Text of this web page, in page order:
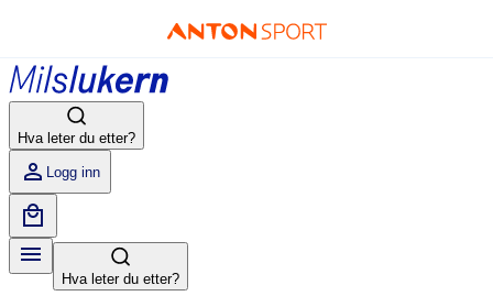
Hva leter du etter?
Logg inn
Hva leter du etter?